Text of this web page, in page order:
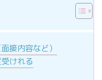
接内容など）
けれる